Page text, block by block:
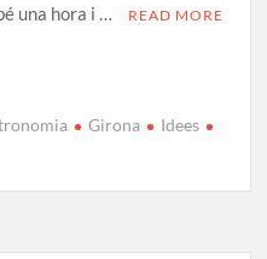
una hora i …
READ MORE
Girona
Idees